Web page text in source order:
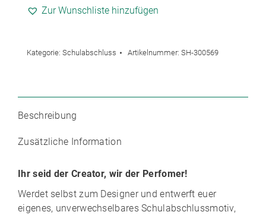
out
unisex
Zur Wunschliste hinzufügen
Kategorie: Schulabschluss Artikelnummer: SH-300569
Beschreibung
Zusätzliche Information
Ihr seid der Creator, wir der Perfomer!
Werdet selbst zum Designer und entwerft euer
eigenes, unverwechselbares Schulabschlussmotiv,